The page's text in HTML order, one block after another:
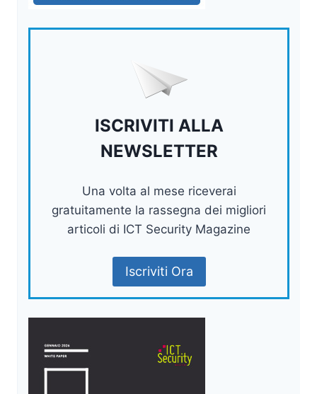
ISCRIVITI ALLA
NEWSLETTER
Una volta al mese riceverai
gratuitamente la rassegna dei migliori
articoli di ICT Security Magazine
Iscriviti Ora